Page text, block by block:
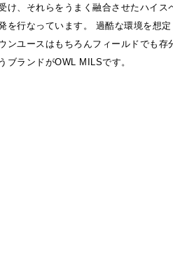
け、それらをうまく融合させたハイス
を行なっています。 過酷な環境を想
ンユースはもちろんフィールドでも存
ブランドがOWL MILSです。